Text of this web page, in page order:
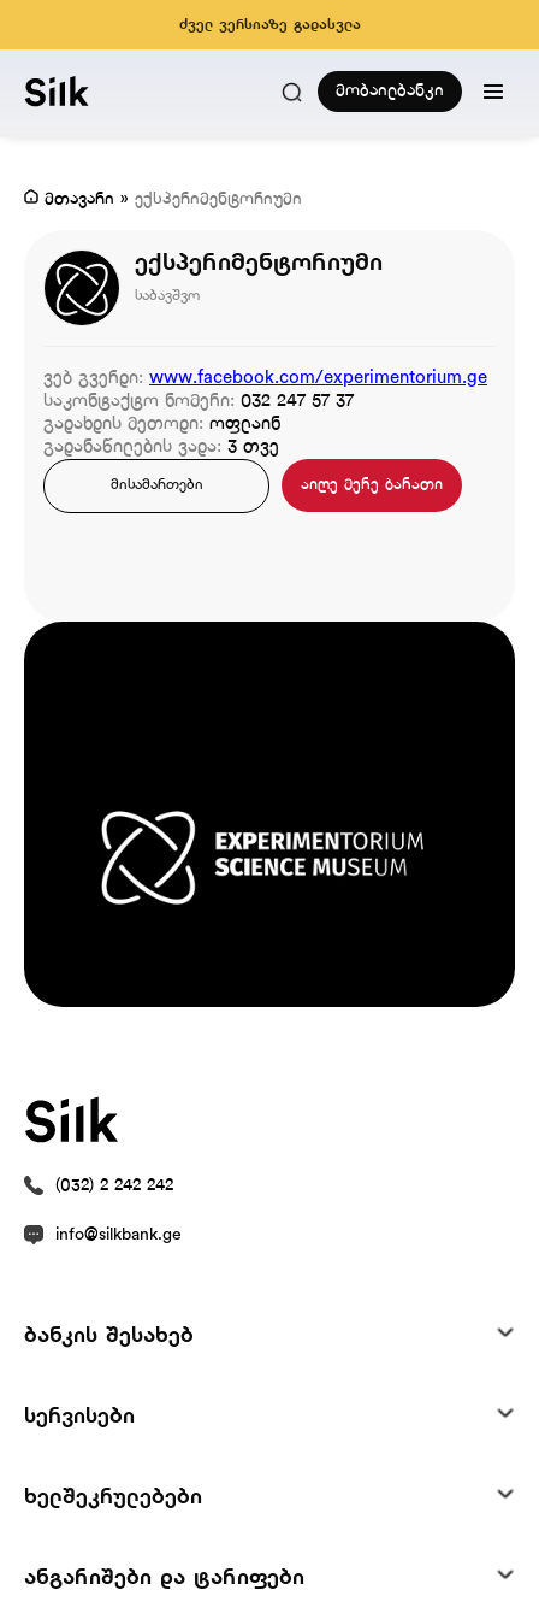
ძველ ვერსიაზე გადასვლა
მობაილბანკი
მთავარი » ექსპერიმენტორიუმი
ექსპერიმენტორიუმი
საბავშვო
ვებ გვერდი: www.facebook.com/experimentorium.ge
საკონტაქტო ნომერი: 032 247 57 37
გადახდის მეთოდი: ოფლაინ
გადანაწილების ვადა: 3 თვე
მისამართები აიღე მერე ბარათი
(032) 2 242 242
info@silkbank.ge
ბანკის შესახებ
სერვისები
ხელშეკრულებები
ანგარიშები და ტარიფები